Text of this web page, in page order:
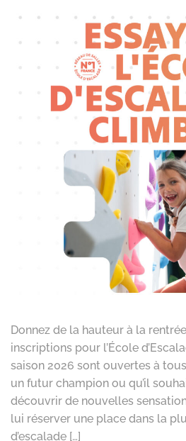
Donnez de la hauteur à la
inscriptions pour l’École
saison 2026 sont ouvertes à
un futur champion ou qu’il
découvrir de nouvelles
lui réserver une place dans la
d’escalade […]